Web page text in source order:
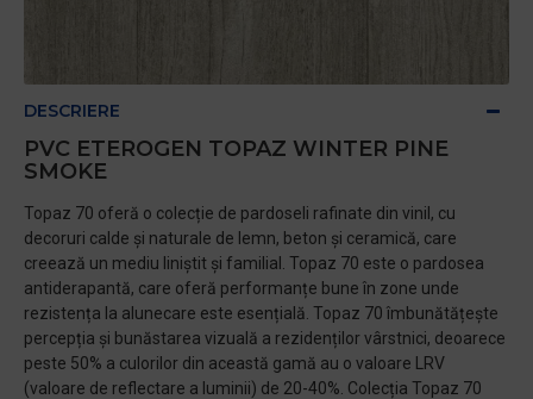
DESCRIERE
PVC ETEROGEN TOPAZ WINTER PINE
SMOKE
Topaz 70 oferă o colecție de pardoseli rafinate din vinil, cu
decoruri calde și naturale de lemn, beton și ceramică, care
creează un mediu liniștit și familial. Topaz 70 este o pardosea
antiderapantă, care oferă performanțe bune în zone unde
rezistența la alunecare este esențială. Topaz 70 îmbunătățește
percepția și bunăstarea vizuală a rezidenților vârstnici, deoarece
peste 50% a culorilor din această gamă au o valoare LRV
(valoare de reflectare a luminii) de 20-40%. Colecția Topaz 70